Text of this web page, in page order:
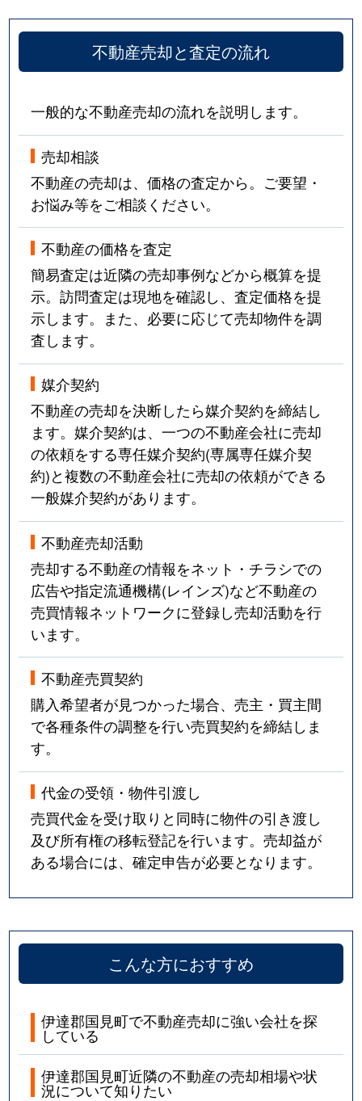
不動産売却と査定の流れ
一般的な不動産売却の流れを説明します。
売却相談
不動産の売却は、価格の査定から。ご要望・
お悩み等をご相談ください。
不動産の価格を査定
簡易査定は近隣の売却事例などから概算を提
示。訪問査定は現地を確認し、査定価格を提
示します。また、必要に応じて売却物件を調
査します。
媒介契約
不動産の売却を決断したら媒介契約を締結し
ます。媒介契約は、一つの不動産会社に売却
の依頼をする専任媒介契約(専属専任媒介契
約)と複数の不動産会社に売却の依頼ができる
一般媒介契約があります。
不動産売却活動
売却する不動産の情報をネット・チラシでの
広告や指定流通機構(レインズ)など不動産の
売買情報ネットワークに登録し売却活動を行
います。
不動産売買契約
購入希望者が見つかった場合、売主・買主間
で各種条件の調整を行い売買契約を締結しま
す。
代金の受領・物件引渡し
売買代金を受け取りと同時に物件の引き渡し
及び所有権の移転登記を行います。売却益が
ある場合には、確定申告が必要となります。
こんな方におすすめ
伊達郡国見町で不動産売却に強い会社を探
している
伊達郡国見町近隣の不動産の売却相場や状
況について知りたい